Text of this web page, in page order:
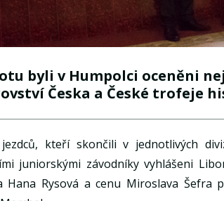
byli v Humpolci oceněni
Česka a České trofeje
kteří skončili v jednotlivých
juniorskými závodníky vyhlášeni
Hana Rysová a cenu Miroslava Šefra